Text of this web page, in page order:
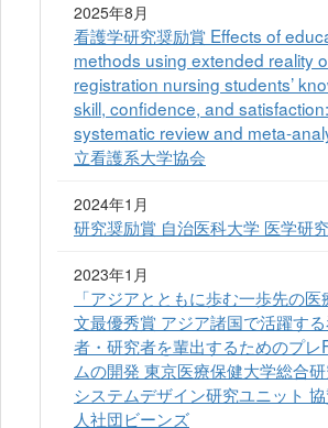
2025年8月
看護学研究奨励賞 Effects of
methods using extended reality
registration nursing students’
skill, confidence, and
systematic review and meta-
立看護系大学協会
2024年1月
研究奨励賞 自治医科大学 医学研
2023年1月
「アジアとともに歩む一歩先の
文最優秀賞 アジア諸国で活躍す
者・研究者を輩出するためのプレ
ムの開発 東京医療保健大学総合
システムデザイン研究ユニット
人社団ビーンズ